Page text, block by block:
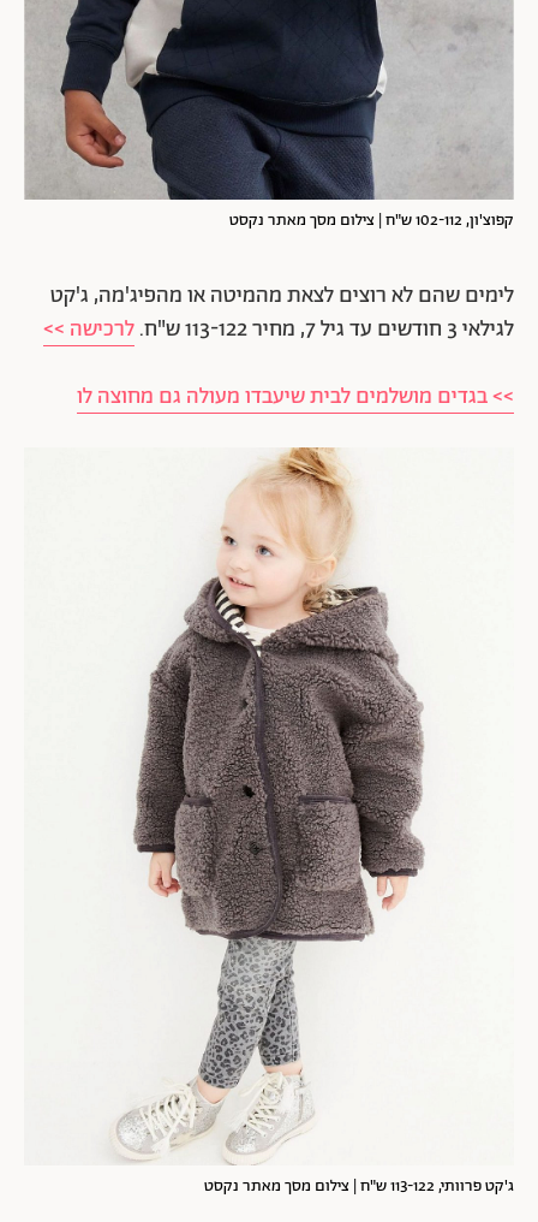
קפוצ'ון, 102-112 ש"ח | צילום מסך מאתר נקסט
לימים שהם לא רוצים לצאת מהמיטה או מהפיג'מה, ג'קט
לגילאי 3 חודשים עד גיל 7, מחיר 113-122 ש"ח.
לרכישה >>
>> בגדים מושלמים לבית שיעבדו מעולה גם מחוצה לו
ג'קט פרוותי, 113-122 ש"ח | צילום מסך מאתר נקסט